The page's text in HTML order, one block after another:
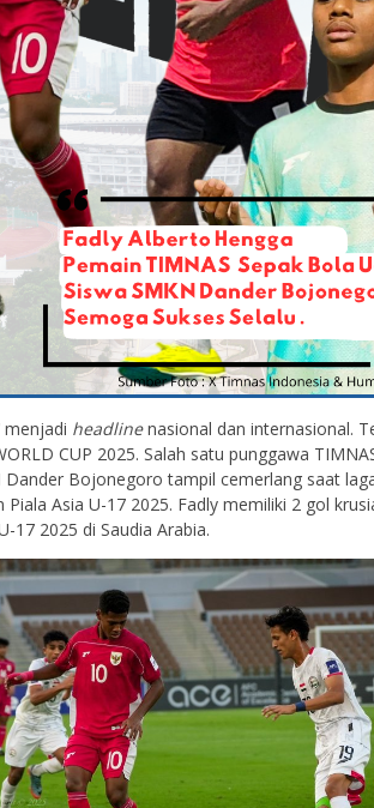
menjadi headlinenasional dan internasional.
CUP 2025. Salah satu punggawa
Bojonegoro tampil cemerlang saat
Asia U-17 2025. Fadly memiliki 2 gol
17 2025 di Saudia Arabia.